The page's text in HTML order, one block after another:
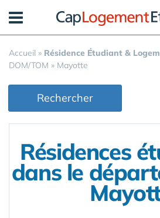
Accueil » Résidence Étudiant &
DOM/TOM » Mayotte
Rechercher
Résidences
dans le